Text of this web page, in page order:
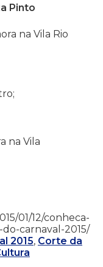
Pinto
na Vila Rio
na Vila
01/12/conheca-
carnaval-2015/
2015, Corte da